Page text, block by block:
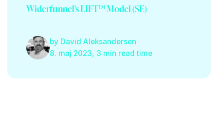
Widerfunnel's LIFT™ Model (SE)
by David Aleksandersen
8. maj 2023, 3 min read time